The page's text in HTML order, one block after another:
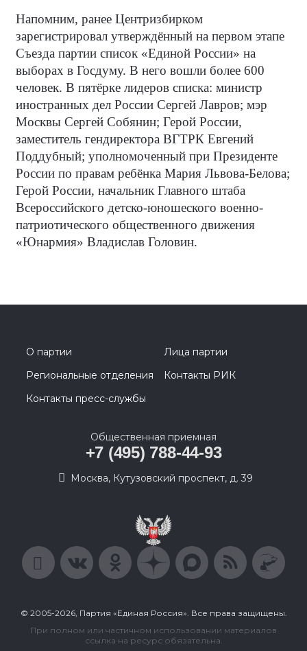
Напомним, ранее Центризбирком
зарегистрировал утверждённый на первом этапе
Съезда партии список «Единой России» на
выборах в Госдуму. В него вошли более 600
человек. В пятёрке лидеров списка: министр
иностранных дел России Сергей Лавров; мэр
Москвы Сергей Собянин; Герой России,
заместитель гендиректора ВГТРК Евгений
Поддубный; уполномоченный при Президенте
России по правам ребёнка Мария Львова-Белова;
Герой России, начальник Главного штаба
Всероссийского детско-юношеского военно-
патриотического общественного движения
«Юнармия» Владислав Головин.
О партии
Лица партии
Региональные отделения
Контакты РИК
Контакты пресс-службы
Общественная приемная
+7 (495) 788-44-93
Москва, Кутузовский проспект, д. 39
© 2005-2026, Партия «Единая Россия». Все права защищены.
При полном или частичном использовании материалов
ссылка на ресурс обязательна.